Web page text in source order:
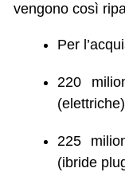
vengono così
Per
220
(elettriche)
225
(ibride